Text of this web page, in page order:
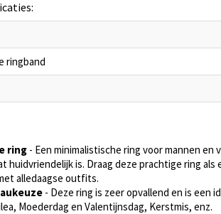
ringband
ring - Een minimalistische ring voor mannen
huidvriendelijk is. Draag deze prachtige ring
alledaagse outfits.
- Deze ring is zeer opvallend en is een
Moederdag en Valentijnsdag, Kerstmis, enz.